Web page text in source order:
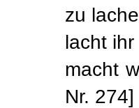
zu
lacht
macht
Nr. 274]